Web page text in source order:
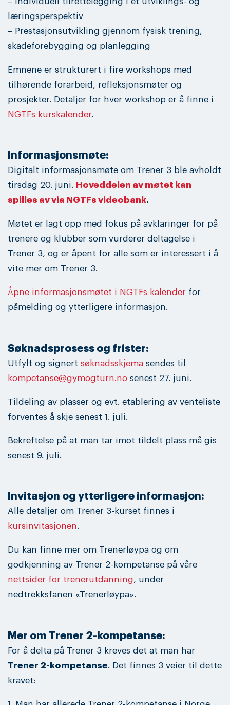
læringsperspektiv
– Prestasjonsutvikling gjennom fysisk trening,
skadeforebygging og planlegging
Emnene er strukturert i fire workshops med
tilhørende forarbeid, refleksjonsmøter og
prosjekter. Detaljer for hver workshop er å finne i
NGTFs kurskalender.
Informasjonsmøte:
Digitalt informasjonsmøte om Trener 3 ble avholdt
tirsdag 20. juni. Hoveddelen av møtet kan
spilles av via NGTFs videobank.
Møtet er lagt opp med fokus på avklaringer for på
trenere og klubber som vurderer deltagelse i
Trener 3, og er åpent for alle som er interessert i å
vite mer om Trener 3.
Åpne informasjonsmøtet i NGTFs kalender for
påmelding og ytterligere informasjon.
Søknadsprosess og frister:
Utfylt og signert søknadsskjema sendes til
kompetanse@gymogturn.no senest 27. juni.
Tildeling av plasser og evt. etablering av venteliste
forventes å skje senest 1. juli.
Bekreftelse på at man tar imot tildelt plass må gis
senest 9. juli.
Invitasjon og ytterligere informasjon:
Alle detaljer om Trener 3-kurset finnes i
kursinvitasjonen.
Du kan finne mer om Trenerløypa og om
godkjenning av Trener 2-kompetanse på våre
nettsider for trenerutdanning, under
nedtrekksfanen «Trenerløypa».
Mer om Trener 2-kompetanse:
For å delta på Trener 3 kreves det at man har
Trener 2-kompetanse. Det finnes 3 veier til dette
kravet: